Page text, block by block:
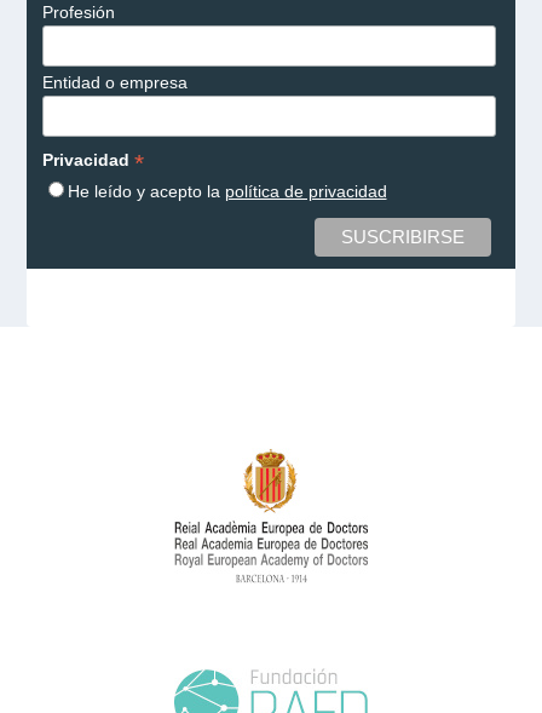
Profesión
Entidad o empresa
Privacidad *
He leído y acepto la política de privacidad